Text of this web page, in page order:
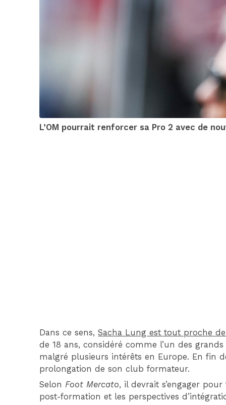
L’OM pourrait renforcer sa Pro 2 avec de
Dans ce sens,Sacha Lung est tout proche
de 18 ans, considéré comme l’un des
malgré plusieurs intérêts en Europe. En fin
prolongation de son club formateur.
Selon Foot Mercato, il devrait s’engager
post-formation et les perspectives